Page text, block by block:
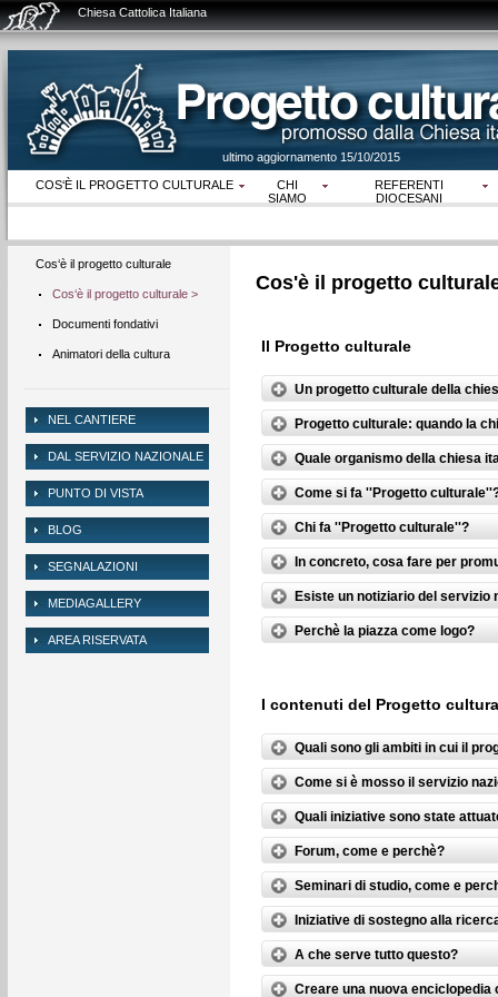
Chiesa Cattolica Italiana
ultimo aggiornamento 15/10/2015
COS‘È IL PROGETTO CULTURALE
CHI
SIAMO
REFERENTI
DIOCESANI
Cos‘è il progetto culturale
Cos‘è il progetto culturale >
Documenti fondativi
Animatori della cultura
NEL CANTIERE
DAL SERVIZIO NAZIONALE
PUNTO DI VISTA
BLOG
SEGNALAZIONI
MEDIAGALLERY
AREA RISERVATA
Cos'è il progetto